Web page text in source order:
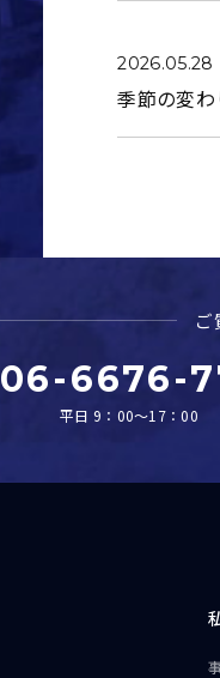
2026.05.28
季節の変わ
06-6676-
平日 9：00～17：00